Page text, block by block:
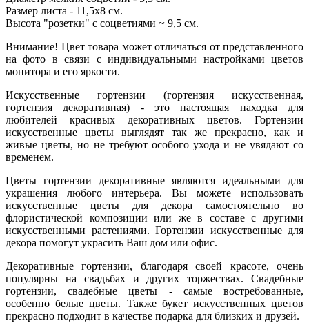
Размер листа - 11,5х8 см.
Высота "розетки" с соцветиями ~ 9,5 см.
Внимание! Цвет товара может отличаться от представленного
на фото в связи с индивидуальными настройками цветов
монитора и его яркости.
Искусственные гортензии (гортензия искусственная,
гортензия декоративная) - это настоящая находка для
любителей красивых декоративных цветов. Гортензии
искусственные цветы выглядят так же прекрасно, как и
живые цветы, но не требуют особого ухода и не увядают со
временем.
Цветы гортензии декоративные являются идеальными для
украшения любого интерьера. Вы можете использовать
искусственные цветы для декора самостоятельно во
флористической композиции или же в составе с другими
искусственными растениями. Гортензии искусственные для
декора помогут украсить Ваш дом или офис.
Декоративные гортензии, благодаря своей красоте, очень
популярны на свадьбах и других торжествах. Свадебные
гортензии, свадебные цветы - самые востребованные,
особенно белые цветы. Также букет искусственных цветов
прекрасно подходит в качестве подарка для близких и друзей.